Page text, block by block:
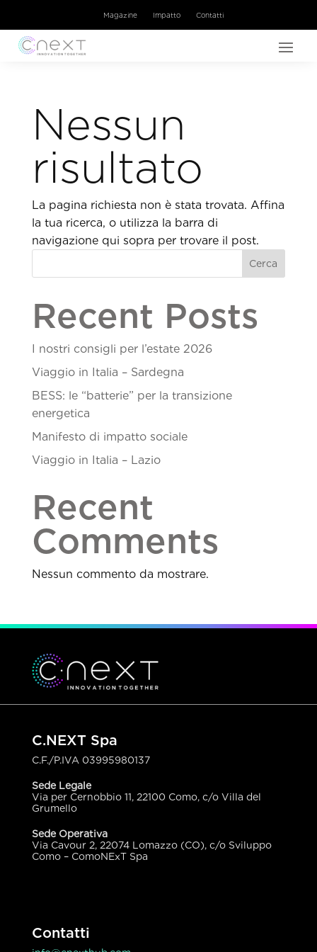
Magazine Impatto Contatti
Nessun
risultato
La pagina richiesta non è stata trovata. Affina
la tua ricerca, o utilizza la barra di
navigazione qui sopra per trovare il post.
Cerca
Recent Posts
I nostri consigli per l’estate 2026
Viaggio in Italia – Sardegna
BESS: le “batterie” per la transizione
energetica
Manifesto di impatto sociale
Viaggio in Italia – Lazio
Recent
Comments
Nessun commento da mostrare.
C.NEXT Spa
C.F./P.IVA 03995980137
Sede Legale
Via per Cernobbio 11, 22100 Como, c/o Villa del
Grumello
Sede Operativa
Via Cavour 2, 22074 Lomazzo (CO), c/o Sviluppo
Como – ComoNExT Spa
Contatti